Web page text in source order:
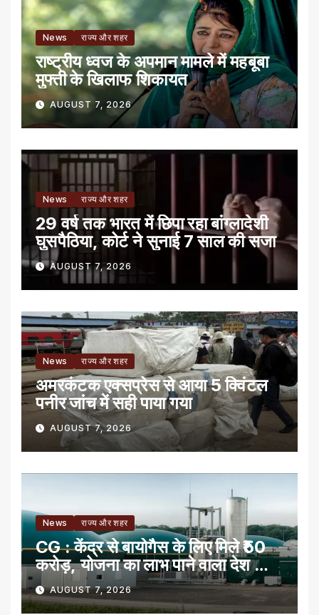
News राज्य और शहर
राष्ट्रीय ध्वज के अपमान मामले में महबूबा
मुफ्ती के खिलाफ शिकायत
AUGUST 7, 2026
News राज्य और शहर
29 वर्ष तक भारत में छिपा रहा बांग्लादेशी
घुसपैठिया, कोर्ट ने सुनाई 7 साल की सजा
AUGUST 7, 2026
News राज्य और शहर
अमरकंटक एक्सप्रेस से आया 5 क्विंटल
पनीर जांच में सही पाया गया
AUGUST 7, 2026
News राज्य और शहर
CG : केंद्र से बायोगैस के लिए मिले ₹50
करोड़, योजना का लाभ पाने वाला देश का
पहला राज्य
AUGUST 7, 2026